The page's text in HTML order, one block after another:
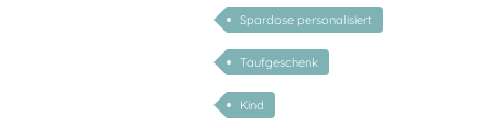
personalisiert
Spardose personalisiert
Taufgeschenk
Kind